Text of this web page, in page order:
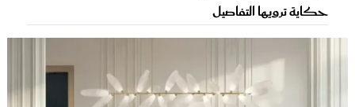
حكاية ترويها التفاصيل